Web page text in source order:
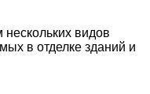
видов
в отделке зданий и